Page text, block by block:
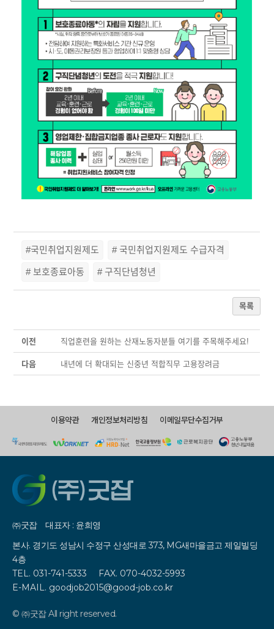
#국민취업지원제도 # 국민취업지원제도 수급자격
# 보호종료아동 # 구직단념청년
목록
이전 직업훈련을 원하는 산재노동자분들 여기를 주목해주세요!
다음 내년에 더 확대되는 신중년 적합직무 고용장려금
이용약관 개인정보처리방침 이메일무단수집거부
㈜굿잡 대표자 : 윤희영
본사. 경기도 성남시 수정구 산성대로 373, MG새마을금고 제일빌딩
4층
TEL. 031-741-5333
FAX. 070-4032-5993
E-MAIL. goodjob2015@good-job.co.kr
© ㈜굿잡 All right reserved.